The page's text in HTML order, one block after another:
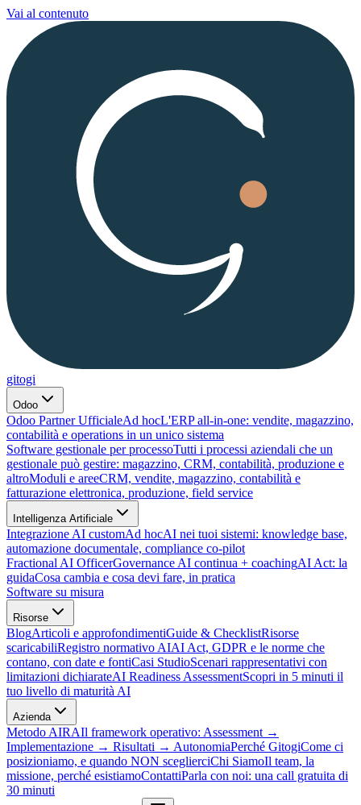
Vai al contenuto
gitogi
Odoo
Odoo Partner UfficialeAd hocL'ERP all-in-one: vendite, magazzino,
contabilità e operations in un unico sistema
Software gestionale per processoTutti i processi aziendali che un
gestionale può gestire: magazzino, CRM, contabilità, produzione e
altroModuli e areeCRM, vendite, magazzino, contabilità e
fatturazione elettronica, produzione, field service
Intelligenza Artificiale
Integrazione AI customAd hocAI nei tuoi sistemi: knowledge base,
automazione documentale, compliance co-pilot
Fractional AI OfficerGovernance AI continua + coachingAI Act: la
guidaCosa cambia e cosa devi fare, in pratica
Software su misura
Risorse
BlogArticoli e approfondimentiGuide & ChecklistRisorse
scaricabiliRegistro normativo AIAI Act, GDPR e le norme che
contano, con date e fontiCasi StudioScenari rappresentativi con
limitazioni dichiarateAI Readiness AssessmentScopri in 5 minuti il
tuo livello di maturità AI
Azienda
Metodo AIRAIl framework operativo: Assessment →
Implementazione → Risultati → AutonomiaPerché GitogiCome ci
posizioniamo, e quando NON sceglierciChi SiamoIl team, la
missione, perché esistiamoContattiParla con noi: una call gratuita di
30 minuti